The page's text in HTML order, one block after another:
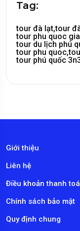
Tag:
tour đà lạt,tour
tour phu quoc
tour du lịch phú
tour phu quoc,
tour phú quốc
Giới thiệu
Liên hệ
Điều khoản thanh
Chính sách bảo mật
Quy định chung